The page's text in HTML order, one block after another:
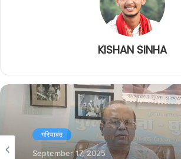
KISHAN SINHA
गरियाबंद
September 13, 2025